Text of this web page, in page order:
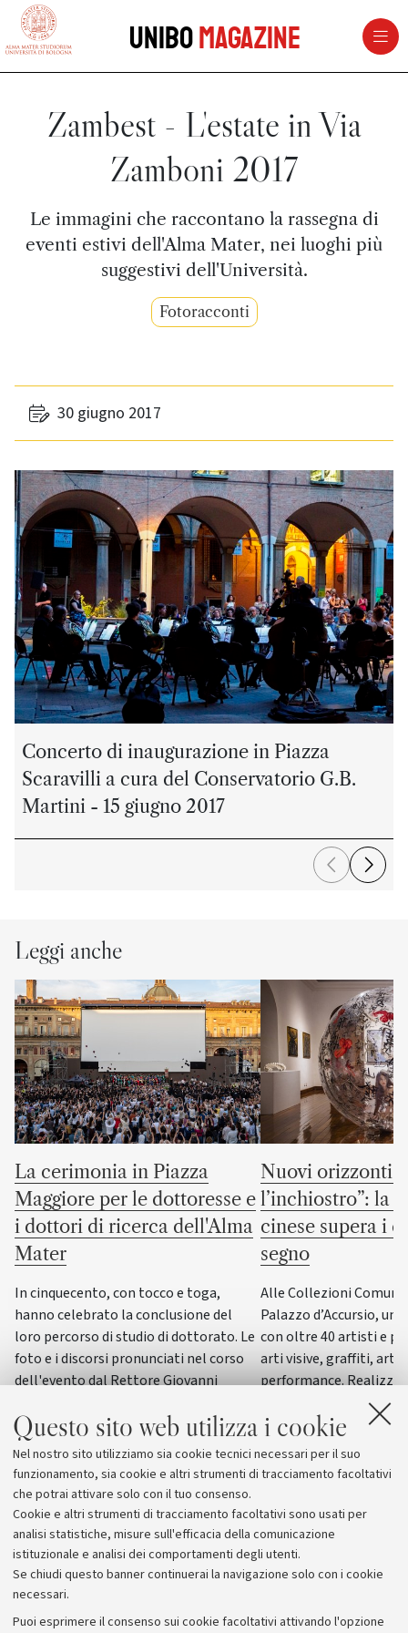
Questo sito web utilizza i cookie
Nel nostro sito utilizziamo sia cookie tecnici necessari per il suo
funzionamento, sia cookie e altri strumenti di tracciamento facoltativi
che potrai attivare solo con il tuo consenso.
Cookie e altri strumenti di tracciamento facoltativi sono usati per
analisi statistiche, misure sull'efficacia della comunicazione
istituzionale e analisi dei comportamenti degli utenti.
Se chiudi questo banner continuerai la navigazione solo con i cookie
necessari.
Puoi esprimere il consenso sui cookie facoltativi attivando l'opzione
vai al contenuto della pagina
UniboMagazine
Zambest - L'estate in Via
Zamboni 2017
Le immagini che raccontano la rassegna di
eventi estivi dell'Alma Mater, nei luoghi più
suggestivi dell'Università.
Fotoracconti
30 giugno 2017
Concerto di inaugurazione in Piazza
Scaravilli a cura del Conservatorio G.B.
Martini - 15 giugno 2017
Leggi anche
La cerimonia in Piazza
Maggiore per le dottoresse e
i dottori di ricerca dell'Alma
Mater
In cinquecento, con tocco e toga,
hanno celebrato la conclusione del
loro percorso di studio di dottorato. Le
foto e i discorsi pronunciati nel corso
dell'evento dal Rettore Giovanni
Elisabetta Tola e dal genetista Guido
Barbujani
Nuovi orizzonti
l’inchiostro”: la
cinese supera i
segno
Alle Collezioni
Palazzo d’Accursio,
con oltre 40 artisti e
arti visive, graffiti, arti
performance.
del progetto “ERC
dall’Università di
esposizione di questo
Archivio